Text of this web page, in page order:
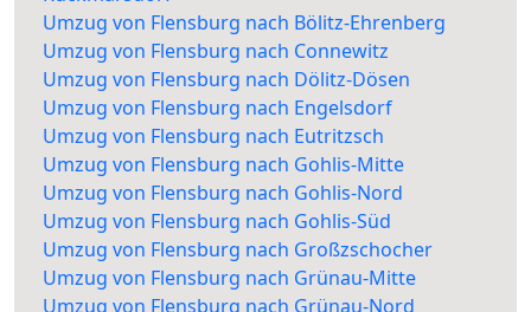
Umzug von Flensburg nach Bölitz-Ehrenberg
Umzug von Flensburg nach Connewitz
Umzug von Flensburg nach Dölitz-Dösen
Umzug von Flensburg nach Engelsdorf
Umzug von Flensburg nach Eutritzsch
Umzug von Flensburg nach Gohlis-Mitte
Umzug von Flensburg nach Gohlis-Nord
Umzug von Flensburg nach Gohlis-Süd
Umzug von Flensburg nach Großzschocher
Umzug von Flensburg nach Grünau-Mitte
Umzug von Flensburg nach Grünau-Nord